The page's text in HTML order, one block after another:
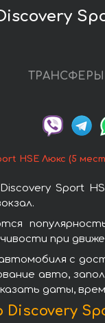
ТРАНСФЕРЫ
HSE Люкс (5
Sport
при
с
авто,
даты,